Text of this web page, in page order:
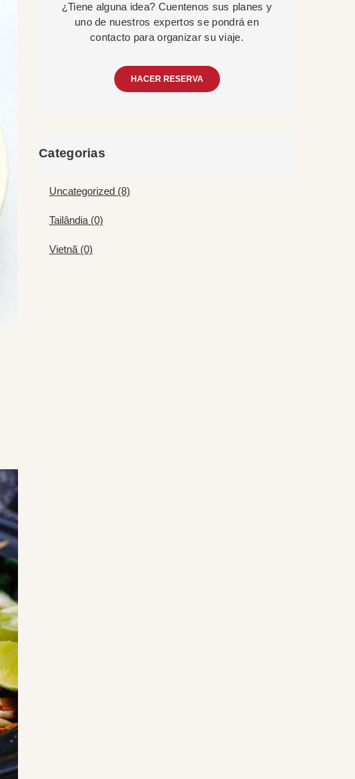
¿Tiene alguna idea? Cuentenos sus planes y
uno de nuestros expertos se pondrá en
contacto para organizar su viaje.
HACER RESERVA
Categorias
Uncategorized (8)
Tailândia (0)
Vietnã (0)